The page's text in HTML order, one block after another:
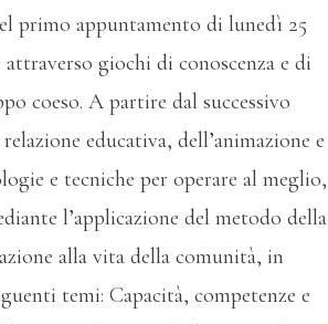
primo appuntamento di lunedì 25
giochi di conoscenza e di
coeso. A partire dal successivo
educativa, dell’animazione e
e tecniche per operare al meglio,
l’applicazione del metodo della
alla vita della comunità, in
temi: Capacità, competenze e